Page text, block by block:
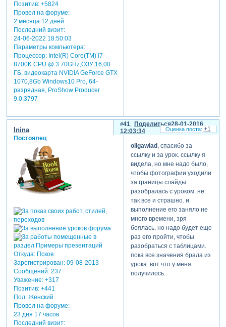
выдвигается каждое третье
фото из хоровода, но
количество подобрано так,
что после 3-го круга
"продемонстрируются" все.
да, в принципе несложно
подобрать это количество.
но это, как всегда, теория.
кто возьмется осуществить
на практике?
ой нет, сейчас у вас
конкурс!. пойду посмотрю
насчет голосования. не
совсем понял за кого и кто
может голосовать (здесь не
объяснять!!!
)
Позитив: +5824
Провел на форуме:
2 месяца 12 дней
Последний визит:
24-06-2022 18:50:03
Параметры компьютера:
Процессор: Intel(R) Core(TM) i7-
8700K CPU @ 3.70GHz,ОЗУ 16,00
ГБ, видеокарта NVIDIA GeForce GTX
1070,8Gb Windows10 Pro, 64-
разрядная, ProShow Producer
9.0.3797
Поделиться
41
28-01-2016
12:03:34
Inina
Постоялец
Откуда:Псков
Зарегистрирован: 09-08-2013
Сообщений:237
Уважение: +317
Позитив: +441
Пол:Женский
Провел на форуме:
23 дня 17 часов
Последний визит:
oligawlad, спасибо за
ссылку и за урок. ссылку я
видела, но мне надо было,
чтобы фотографии уходили
за границы слайды.
разобралась с уроком. не
так все и страшно. и
выполнение его заняло не
много времени, зря
боялась. но надо будет еще
раз его пройти, чтобы
разобраться с таблицами.
пока все значения брала из
урока. вот что у меня
получилось.
+1